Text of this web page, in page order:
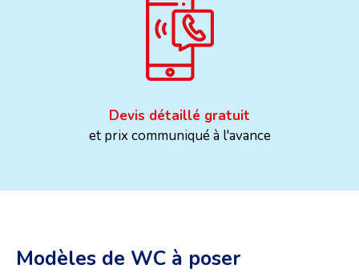
Devis détaillé gratuit
et prix communiqué à l'avance
Modèles de WC à poser